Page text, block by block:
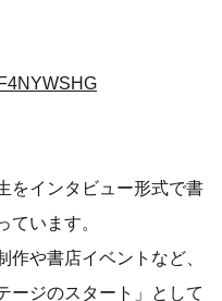
をインタビュー形式で書
います。
や書店イベントなど、
ージのスタート」として